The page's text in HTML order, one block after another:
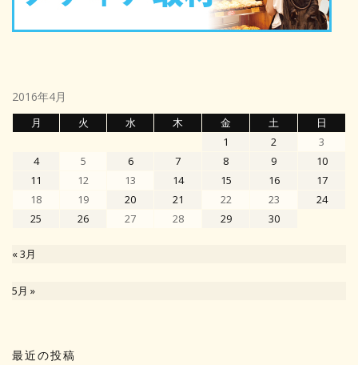
2016年4月
月 火 水 木 金 土
日
1
2
3
4
5 6 7 8 9
10
11
12 13 14 15 16
17
18
19 20 21 22 23
24
25
26 27 28 29 30
« 3月
5月 »
最近の投稿